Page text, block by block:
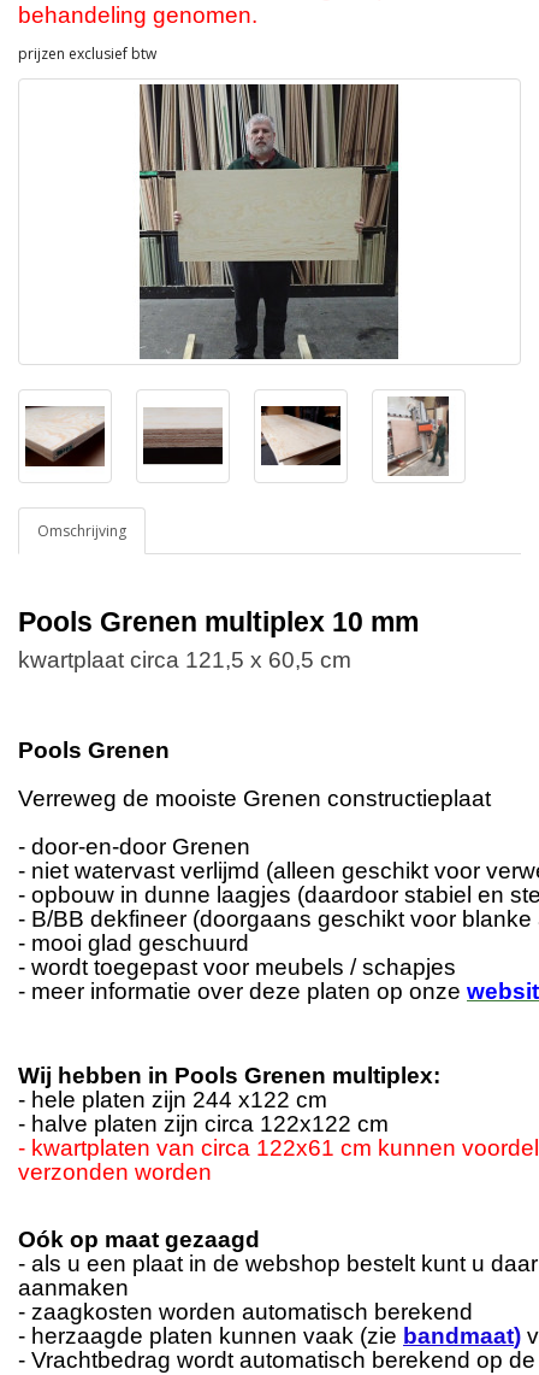
behandeling genomen.
prijzen exclusief btw
Omschrijving
Pools Grenen multiplex 10 mm
kwartplaat circa 121,5 x 60,5 cm
Pools Grenen
Verreweg de mooiste Grenen constructieplaat
- door-en-door Grenen
- niet watervast verlijmd (alleen geschikt voor
- opbouw in dunne laagjes (daardoor stabiel en
- B/BB dekfineer (doorgaans geschikt voor
- mooi glad geschuurd
- wordt toegepast voor meubels / schapjes
- meer informatie over deze platen op onze
Wij hebben in Pools Grenen multiplex:
- hele platen zijn 244 x122 cm
- halve platen zijn circa 122x122 cm
- kwartplaten van circa 122x61 cm kunnen
verzonden worden
Oók op maat gezaagd
- als u een plaat in de webshop bestelt kunt u
aanmaken
- zaagkosten worden automatisch berekend
- herzaagde platen kunnen vaak (zie bandmaat)
- Vrachtbedrag wordt automatisch berekend op